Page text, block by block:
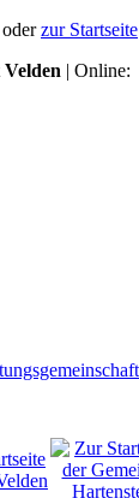
oderzur Startseite
| Online: